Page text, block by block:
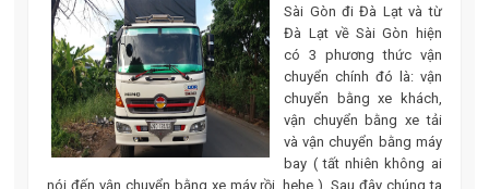
Sài Gòn đi Đà Lạt và từ
Đà Lạt về Sài Gòn hiện
có 3 phương thức vận
chuyển chính đó là: vận
chuyển bằng xe khách,
vận chuyển bằng xe tải
và vận chuyển bằng máy
bay ( tất nhiên không ai
nói đến vận chuyển bằng xe máy rồi, hehe ). Sau đây chúng ta